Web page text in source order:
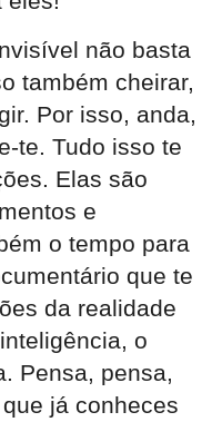
não basta
também cheirar,
Por isso, anda,
te. Tudo isso te
Elas são
e
o tempo para
que te
da realidade
o
Pensa, pensa,
já conheces